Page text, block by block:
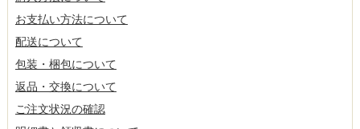
お支払い方法について
配送について
包装・梱包について
返品・交換について
ご注文状況の確認